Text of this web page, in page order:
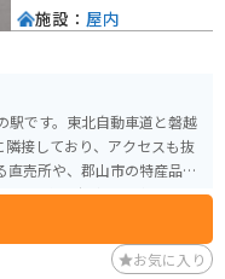
駅です。東北自動車道と磐越
接しており、アクセスも抜
に、鯉の旨煮は、秘伝のタ
で訪れる場
、周辺には、猪苗代湖や磐
、ツーリングの拠点として
施設： 屋内
お気に入り